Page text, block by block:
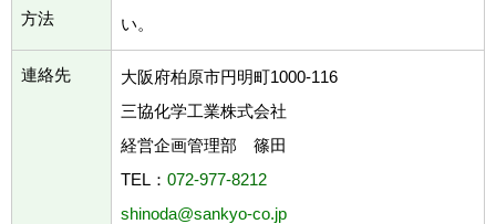
方法
い。
連絡先
大阪府柏原市円明町1000-116
三協化学工業株式会社
経営企画管理部 篠田
TEL： 072-977-8212
shinoda@sankyo-co.jp